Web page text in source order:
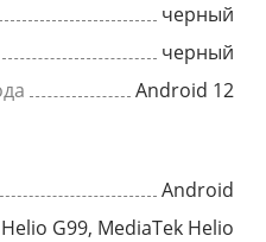
черный
черный
Android 12
Android
G99, MediaTek Helio